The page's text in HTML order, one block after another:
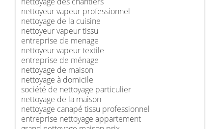
nettoyeur vapeur professionnel
nettoyage de la cuisine
nettoyeur vapeur tissu
entreprise de menage
nettoyeur vapeur textile
entreprise de ménage
nettoyage de maison
nettoyage à domicile
société de nettoyage particulier
nettoyage de la maison
nettoyage canapé tissu professionnel
entreprise nettoyage appartement